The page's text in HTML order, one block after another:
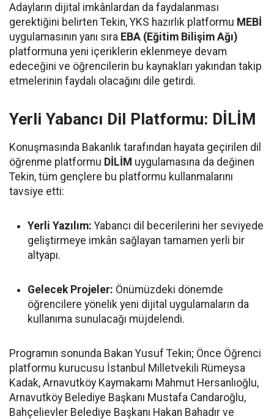
Adayların dijital imkânlardan da faydalanması
gerektiğini belirten Tekin, YKS hazırlık platformu MEBİ
uygulamasının yanı sıra EBA (Eğitim Bilişim Ağı)
platformuna yeni içeriklerin eklenmeye devam
edeceğini ve öğrencilerin bu kaynakları yakından takip
etmelerinin faydalı olacağını dile getirdi.
Yerli Yabancı Dil Platformu: DİLİM
Konuşmasında Bakanlık tarafından hayata geçirilen dil
öğrenme platformu DİLİM uygulamasına da değinen
Tekin, tüm gençlere bu platformu kullanmalarını
tavsiye etti:
Yerli Yazılım: Yabancı dil becerilerini her seviyede
geliştirmeye imkân sağlayan tamamen yerli bir
altyapı.
Gelecek Projeler: Önümüzdeki dönemde
öğrencilere yönelik yeni dijital uygulamaların da
kullanıma sunulacağı müjdelendi.
Programın sonunda Bakan Yusuf Tekin; Önce Öğrenci
platformu kurucusu İstanbul Milletvekili Rümeysa
Kadak, Arnavutköy Kaymakamı Mahmut Hersanlıoğlu,
Arnavutköy Belediye Başkanı Mustafa Candaroğlu,
Bahçelievler Belediye Başkanı Hakan Bahadır ve